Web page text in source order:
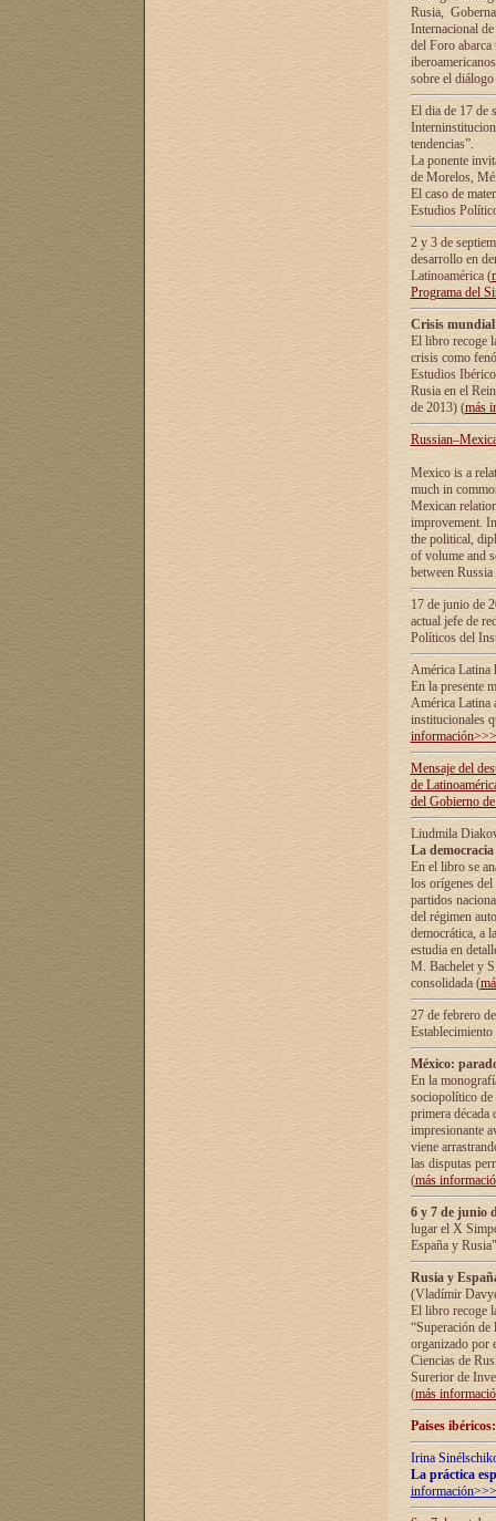
Rusia,
Internacional
del Foro
sobre el
El dia de 17 de
tendencias”.
La ponente
de Morelos,
El caso de
Estudios
2 y 3 de
desarrollo en
Latinoamérica (
Programa del
Crisis
El libro recoge
crisis como
Estudios
Rusia en el
de 2013) (más
Mexico is a
much in
Mexican
improvement.
the political,
of volume and
between
17 de junio de
actual jefe de
Políticos del
América Latina
En la presente
América Latina
institucionales
información>>>
Mensaje del
de
del Gobierno
Liudmila
La
En el libro se
los orígenes
partidos
del régimen
democrática, а
estudia en
М. Bachelet у
consolidada (
27 de febrero
México:
En la
sociopolítico de
primera década
impresionante
viene
las disputas
(más
6 y 7 de junio
lugar el X
España y
Rusia y
(Vladímir
El libro recoge
“Superación
organizado por
Ciencias de
Surerior de
(más
Países
Irina
La práctica
información>>>